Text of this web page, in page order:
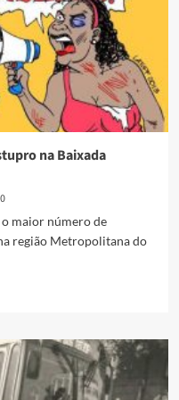
na Baixada
0
o maior número de
região Metropolitana do